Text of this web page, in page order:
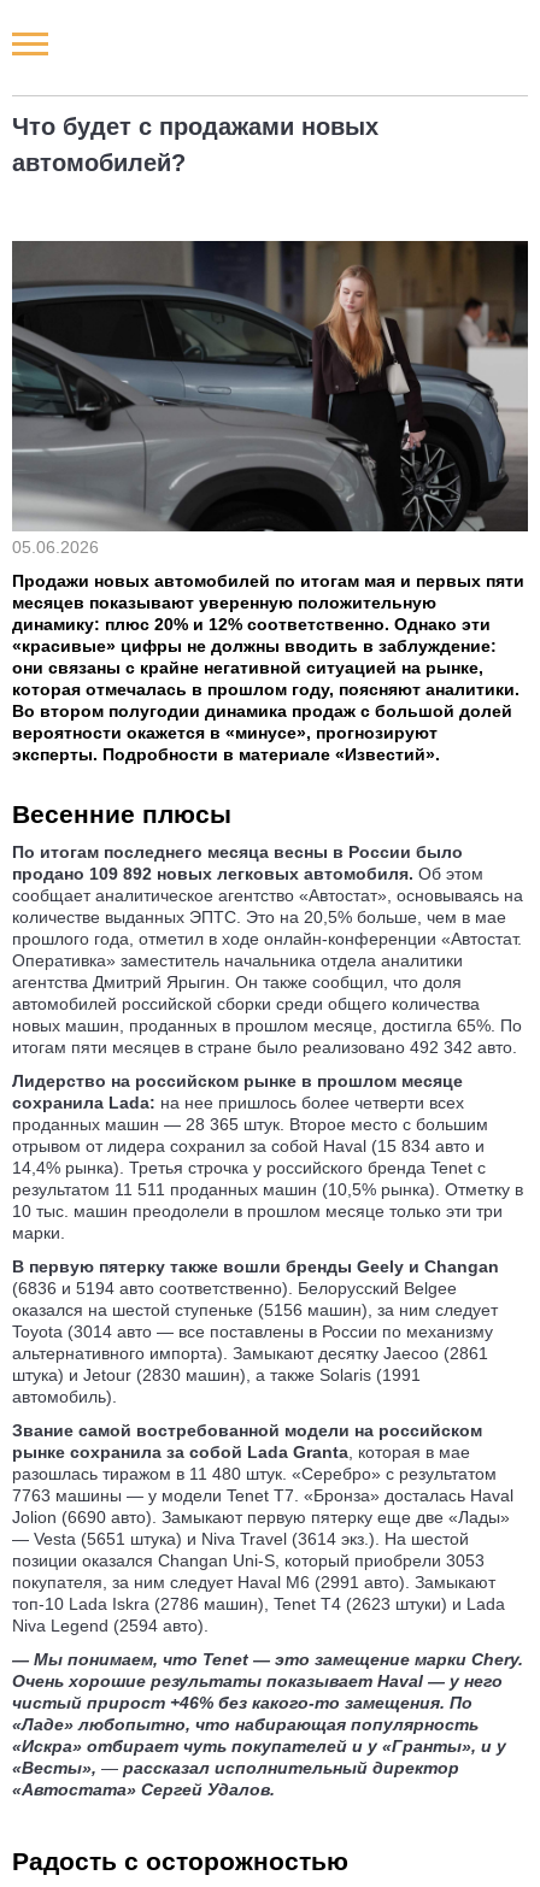
Что будет с продажами новых
автомобилей?
05.06.2026
Продажи новых автомобилей по итогам мая и первых пяти
месяцев показывают уверенную положительную
динамику: плюс 20% и 12% соответственно. Однако эти
«красивые» цифры не должны вводить в заблуждение:
они связаны с крайне негативной ситуацией на рынке,
которая отмечалась в прошлом году, поясняют аналитики.
Во втором полугодии динамика продаж с большой долей
вероятности окажется в «минусе», прогнозируют
эксперты. Подробности в материале «Известий».
Весенние плюсы
По итогам последнего месяца весны в России было
продано 109 892 новых легковых автомобиля. Об этом
сообщает аналитическое агентство «Автостат», основываясь на
количестве выданных ЭПТС. Это на 20,5% больше, чем в мае
прошлого года, отметил в ходе онлайн-конференции «Автостат.
Оперативка» заместитель начальника отдела аналитики
агентства Дмитрий Ярыгин. Он также сообщил, что доля
автомобилей российской сборки среди общего количества
новых машин, проданных в прошлом месяце, достигла 65%. По
итогам пяти месяцев в стране было реализовано 492 342 авто.
Лидерство на российском рынке в прошлом месяце
сохранила Lada: на нее пришлось более четверти всех
проданных машин — 28 365 штук. Второе место с большим
отрывом от лидера сохранил за собой Haval (15 834 авто и
14,4% рынка). Третья строчка у российского бренда Tenet с
результатом 11 511 проданных машин (10,5% рынка). Отметку в
10 тыс. машин преодолели в прошлом месяце только эти три
марки.
В первую пятерку также вошли бренды Geely и Changan
(6836 и 5194 авто соответственно). Белорусский Belgee
оказался на шестой ступеньке (5156 машин), за ним следует
Toyota (3014 авто — все поставлены в России по механизму
альтернативного импорта). Замыкают десятку Jaecoo (2861
штука) и Jetour (2830 машин), а также Solaris (1991
автомобиль).
Звание самой востребованной модели на российском
рынке сохранила за собой Lada Granta , которая в мае
разошлась тиражом в 11 480 штук. «Серебро» с результатом
7763 машины — у модели Tenet T7. «Бронза» досталась Haval
Jolion (6690 авто). Замыкают первую пятерку еще две «Лады»
— Vesta (5651 штука) и Niva Travel (3614 экз.). На шестой
позиции оказался Changan Uni-S, который приобрели 3053
покупателя, за ним следует Haval M6 (2991 авто). Замыкают
топ-10 Lada Iskra (2786 машин), Tenet T4 (2623 штуки) и Lada
Niva Legend (2594 авто).
— Мы понимаем, что Tenet — это замещение марки Chery.
Очень хорошие результаты показывает Haval — у него
чистый прирост +46% без какого-то замещения. По
«Ладе» любопытно, что набирающая популярность
«Искра» отбирает чуть покупателей и у «Гранты», и у
«Весты», — рассказал исполнительный директор
«Автостата» Сергей Удалов.
Радость с осторожностью
Новости РФ
Городские новости
Статьи